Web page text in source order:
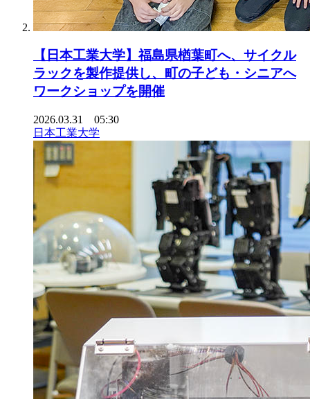
【日本工業大学】福島県楢葉町へ、サイクル
ラックを製作提供し、町の子ども・シニアへ
ワークショップを開催
2026.03.31 05:30
日本工業大学